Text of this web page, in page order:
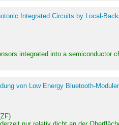
Integrated Circuits by Local-
integrated into a semiconductor
von Low Energy Bluetooth-